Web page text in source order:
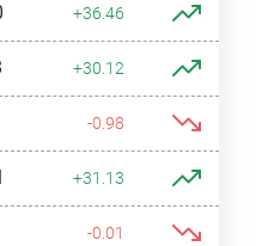
+36.46
+30.12
-0.98
+31.13
-0.01